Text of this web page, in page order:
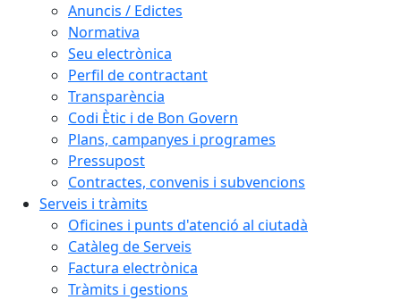
Anuncis / Edictes
Normativa
Seu electrònica
Perfil de contractant
Transparència
Codi Ètic i de Bon Govern
Plans, campanyes i programes
Pressupost
Contractes, convenis i subvencions
Serveis i tràmits
Oficines i punts d'atenció al ciutadà
Catàleg de Serveis
Factura electrònica
Tràmits i gestions